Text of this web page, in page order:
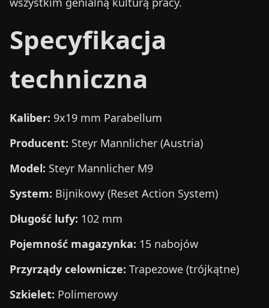
Specyfikacja
techniczna
Kaliber: 9x19 mm Parabellum
Producent: Steyr Mannlicher (Austria)
Model: Steyr Mannlicher M9
System: Bijnikowy (Reset Action System)
Długość lufy: 102 mm
Pojemność magazynka: 15 nabojów
Przyrządy celownicze: Trapezowe (trójkątne)
Szkielet: Polimerowy